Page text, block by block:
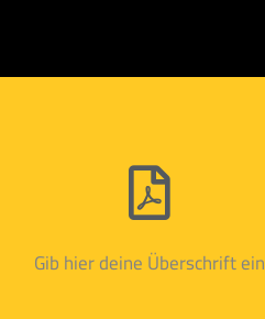
Gib hier deine Überschrift ein